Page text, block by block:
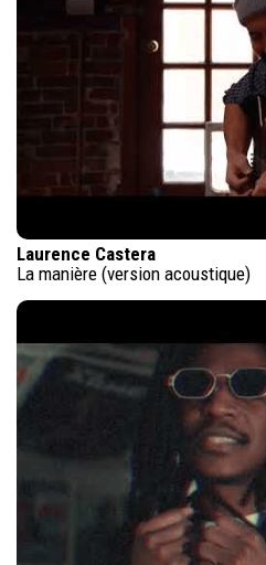
Laurence Castera
La manière (version acoustique)